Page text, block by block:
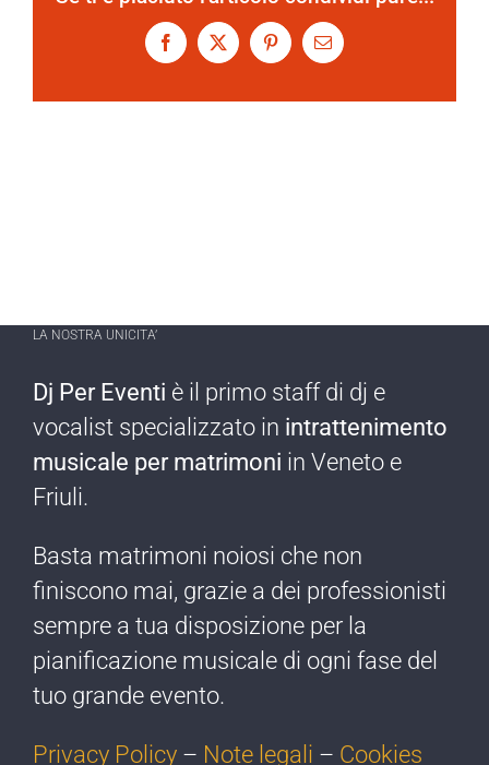
Facebook
X PinterestEmail
LA NOSTRA UNICITA’
Dj Per Eventi è il primo staff di dj e
vocalist specializzato in intrattenimento
musicale per matrimoni in Veneto e
Friuli.
Basta matrimoni noiosi che non
finiscono mai, grazie a dei professionisti
sempre a tua disposizione per la
pianificazione musicale di ogni fase del
tuo grande evento.
Privacy Policy – Note legali – Cookies